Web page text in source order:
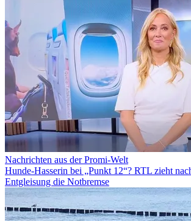
Nachrichten aus der Promi-Welt
Hunde-Hasserin bei „Punkt 12“? RTL zieht
Entgleisung die Notbremse